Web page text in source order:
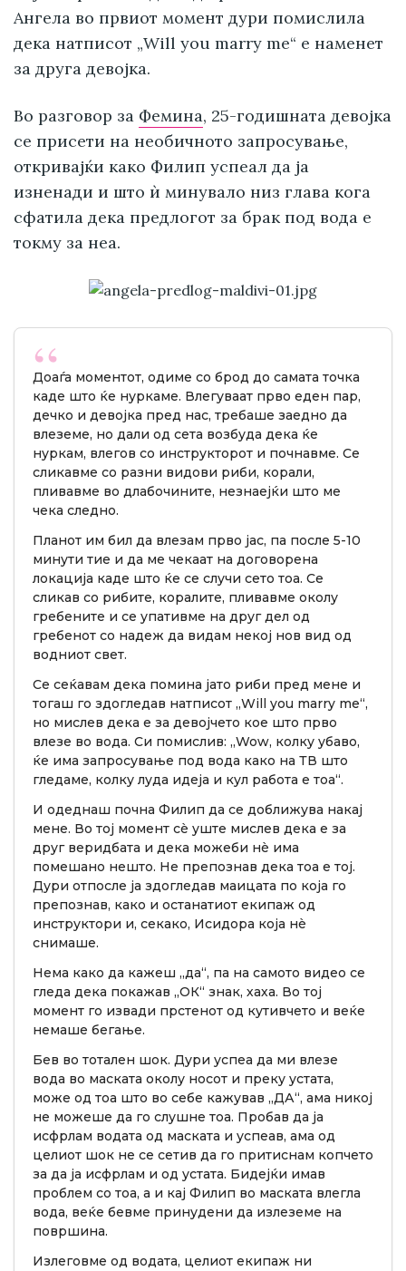
Ангела во првиот момент дури помислила
дека натписот „Will you marry me“ е наменет
за друга девојка.
Во разговор за Фемина, 25-годишната девојка
се присети на необичното запросување,
откривајќи како Филип успеал да ја
изненади и што ѝ минувало низ глава кога
сфатила дека предлогот за брак под вода е
токму за неа.
Доаѓа моментот, одиме со брод до самата точка
каде што ќе нуркаме. Влегуваат прво еден пар,
дечко и девојка пред нас, требаше заедно да
влеземе, но дали од сета возбуда дека ќе
нуркам, влегов со инструкторот и почнавме. Се
сликавме со разни видови риби, корали,
пливавме во длабочините, незнаејќи што ме
чека следно.
Планот им бил да влезам прво јас, па после 5-10
минути тие и да ме чекаат на договорена
локација каде што ќе се случи сето тоа. Се
сликав со рибите, коралите, пливавме околу
гребените и се упативме на друг дел од
гребенот со надеж да видам некој нов вид од
водниот свет.
Се сеќавам дека помина јато риби пред мене и
тогаш го здогледав натписот „Will you marry me“,
но мислев дека е за девојчето кое што прво
влезе во вода. Си помислив: „Wow, колку убаво,
ќе има запросување под вода како на ТВ што
гледаме, колку луда идеја и кул работа е тоа“.
И одеднаш почна Филип да се доближува накај
мене. Во тој момент сè уште мислев дека е за
друг веридбата и дека можеби нè има
помешано нешто. Не препознав дека тоа е тој.
Дури отпосле ја здогледав маицата по која го
препознав, како и останатиот екипаж од
инструктори и, секако, Исидора која нè
снимаше.
Нема како да кажеш „да“, па на самото видео се
гледа дека покажав „ОК“ знак, хаха. Во тој
момент го извади прстенот од кутивчето и веќе
немаше бегање.
Бев во тотален шок. Дури успеа да ми влезе
вода во маската околу носот и преку устата,
може од тоа што во себе кажував „ДА“, ама никој
не можеше да го слушне тоа. Пробав да ја
исфрлам водата од маската и успеав, ама од
целиот шок не се сетив да го притиснам копчето
за да ја исфрлам и од устата. Бидејќи имав
проблем со тоа, а и кај Филип во маската влегла
вода, веќе бевме принудени да излеземе на
површина.
Излеговме од водата, целиот екипаж ни